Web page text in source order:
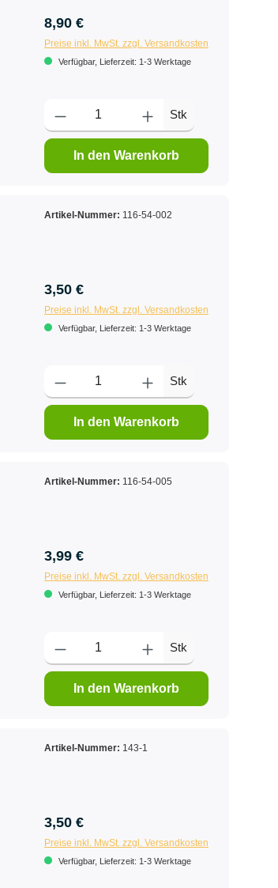
8,90 €
Preise inkl. MwSt. zzgl. Versandkosten
Verfügbar, Lieferzeit: 1-3 Werktage
Stk
In den Warenkorb
Artikel-Nummer: 116-54-002
3,50 €
Preise inkl. MwSt. zzgl. Versandkosten
Verfügbar, Lieferzeit: 1-3 Werktage
Stk
In den Warenkorb
Artikel-Nummer: 116-54-005
3,99 €
Preise inkl. MwSt. zzgl. Versandkosten
Verfügbar, Lieferzeit: 1-3 Werktage
Stk
In den Warenkorb
Artikel-Nummer: 143-1
3,50 €
Preise inkl. MwSt. zzgl. Versandkosten
Verfügbar, Lieferzeit: 1-3 Werktage